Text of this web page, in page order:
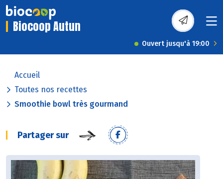
Biocoop Autun
Ouvert jusqu'à 19:00
Accueil
Toutes nos recettes
Smoothie bowl très gourmand
Partager sur